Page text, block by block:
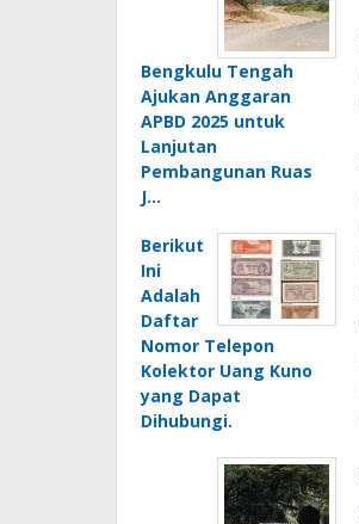
Bengkulu Tengah
Ajukan Anggaran
APBD 2025 untuk
Lanjutan
Pembangunan Ruas
J…
Berikut
Ini
Adalah
Daftar
Nomor Telepon
Kolektor Uang Kuno
yang Dapat
Dihubungi.